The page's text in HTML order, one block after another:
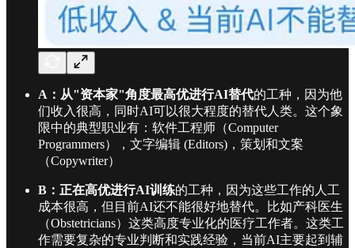
A：从"资本家"角度最高优进行AI替代的工种，因为他
们收入很高，同时AI可以很大程度的替代人类。这个象
限中的典型职业有：软件工程师（Computer
Programmers），文字编辑 (Editors)，策划和文案
（Copywriter）
B：正在高优进行AI训练的工种，因为这些工作的人工
成本很高，但目前AI还不能很好地替代。比如产科医生
（Obstetricians）这类高度专业化的医疗工作者。这类工
作需要复杂的专业判断和实践经验，当前AI主要起到辅